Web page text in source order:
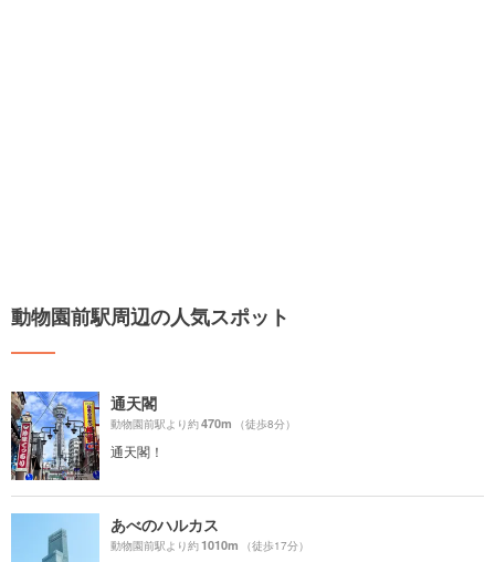
動物園前駅周辺の人気スポット
通天閣
動物園前駅より約470m （徒歩8分）
通天閣！
あべのハルカス
動物園前駅より約1010m （徒歩17分）